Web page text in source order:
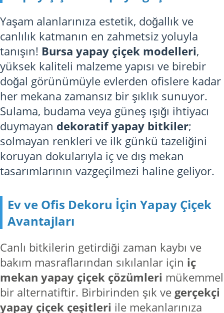
Yaşam alanlarınıza estetik, doğallık ve
canlılık katmanın en zahmetsiz yoluyla
tanışın! Bursa yapay çiçek modelleri,
yüksek kaliteli malzeme yapısı ve birebir
doğal görünümüyle evlerden ofislere kadar
her mekana zamansız bir şıklık sunuyor.
Sulama, budama veya güneş ışığı ihtiyacı
duymayan dekoratif yapay bitkiler;
solmayan renkleri ve ilk günkü tazeliğini
koruyan dokularıyla iç ve dış mekan
tasarımlarının vazgeçilmezi haline geliyor.
Ev ve Ofis Dekoru İçin Yapay Çiçek
Avantajları
Canlı bitkilerin getirdiği zaman kaybı ve
bakım masraflarından sıkılanlar için iç
mekan yapay çiçek çözümleri mükemmel
bir alternatiftir. Birbirinden şık ve gerçekçi
yapay çiçek çeşitleri ile mekanlarınıza